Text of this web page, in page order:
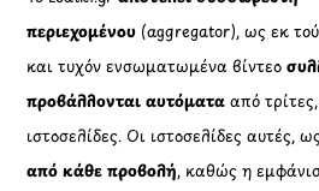
περιεχομένου (aggregator), ως εκ
και τυχόν ενσωματωμένα βίντεο
προβάλλονται αυτόματααπό
ιστοσελίδες. Οι ιστοσελίδες αυτές,
από κάθε προβολή, καθώς η